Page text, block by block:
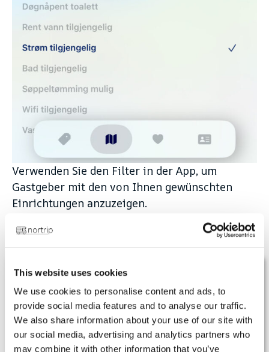
This website uses cookies
We use cookies to personalise content and ads, to
provide social media features and to analyse our traffic.
We also share information about your use of our site with
our social media, advertising and analytics partners who
may combine it with other information that you’ve
Erneuern Sie Ihr Abonnement
Haben Sie ein Buch?
Mitgliedschaftsurkunde und Aufkleber
Verwenden Sie den Filter in der App, um
Gastgeber mit den von Ihnen gewünschten
Einrichtungen anzuzeigen.